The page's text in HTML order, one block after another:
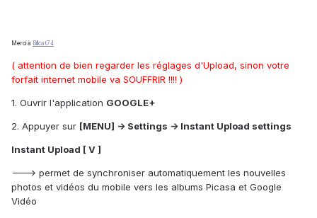
Merci à Billcat74
( attention de bien regarder les réglages d'Upload, sinon votre
forfait internet mobile va SOUFFRIR !!!! )
1. Ouvrir l'application GOOGLE+
2. Appuyer sur [MENU] -> Settings -> Instant Upload settings
Instant Upload [ V ]
---> permet de synchroniser automatiquement les nouvelles
photos et vidéos du mobile vers les albums Picasa et Google
Vidéo